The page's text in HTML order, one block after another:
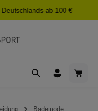
ab 100 €
Bademode